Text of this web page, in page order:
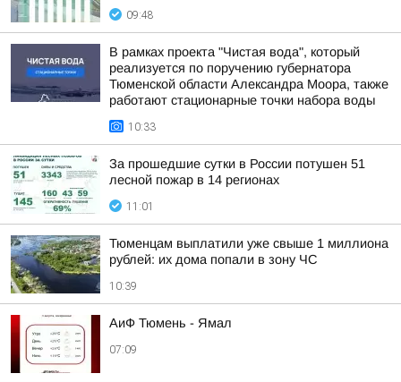
09:48
В рамках проекта "Чистая вода", который
реализуется по поручению губернатора
Тюменской области Александра Моора, также
работают стационарные точки набора воды
10:33
За прошедшие сутки в России потушен 51
лесной пожар в 14 регионах
11:01
Тюменцам выплатили уже свыше 1 миллиона
рублей: их дома попали в зону ЧС
10:39
АиФ Тюмень - Ямал
07:09